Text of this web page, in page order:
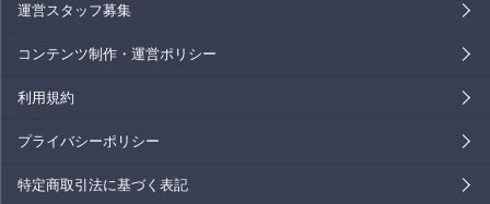
運営スタッフ募集
コンテンツ制作・運営ポリシー
利用規約
プライバシーポリシー
特定商取引法に基づく表記